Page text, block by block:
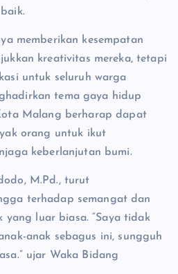
memberikan kesempatan
kreativitas mereka, tetapi
untuk seluruh warga
tema gaya hidup
Malang berharap dapat
orang untuk ikut
keberlanjutan bumi.
M.Pd., turut
terhadap semangat dan
yang luar biasa. “Saya tidak
anak sebagus ini, sungguh
ujar Waka Bidang